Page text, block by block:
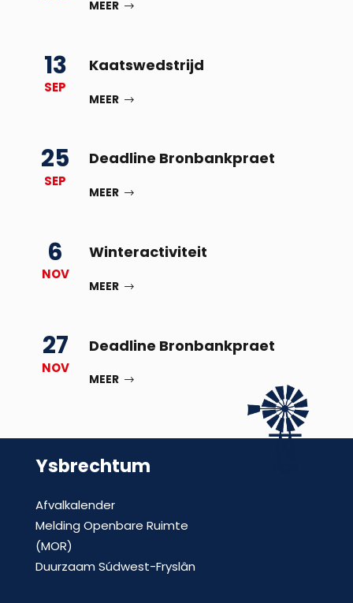
MEER
13
SEP
Kaatswedstrijd
MEER
25
SEP
Deadline Bronbankpraet
MEER
6
NOV
Winteractiviteit
MEER
27
NOV
Deadline Bronbankpraet
MEER
Ysbrechtum
Afvalkalender
Melding Openbare Ruimte
(MOR)
Duurzaam Súdwest-Fryslân